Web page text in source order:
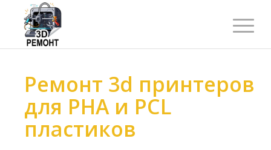
Ремонт 3d принтеров
для PHA и PCL
пластиков